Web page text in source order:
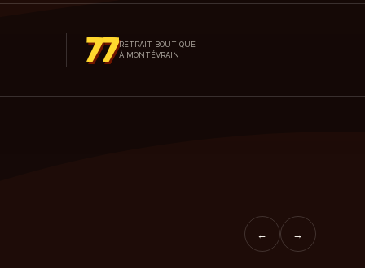
77RETRAIT BOUTIQUE
À MONTÉVRAIN
← →